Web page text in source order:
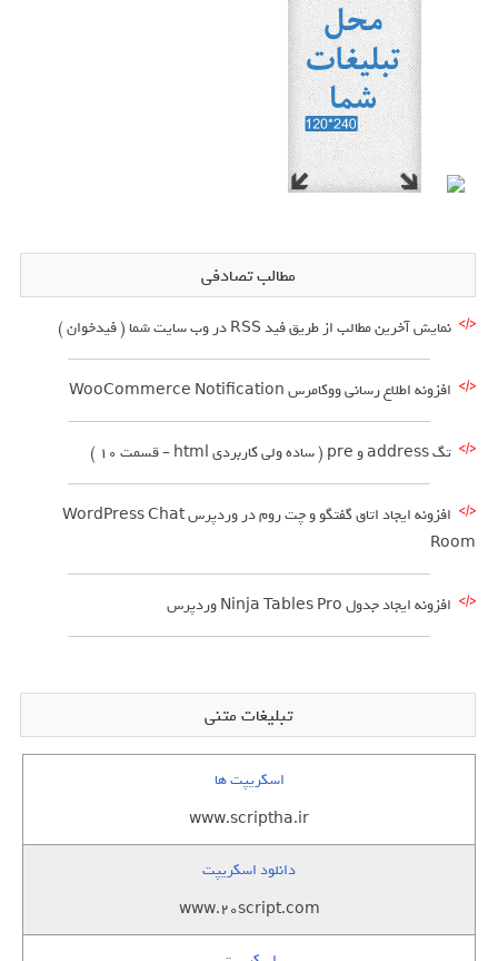
مطالب تصادفی
نمایش آخرین مطالب از طریق فید RSS در وب سایت شما ( فیدخوان )
افزونه اطلاع رسانی ووکامرس WooCommerce Notification
تگ address و pre ( ساده ولی کاربردی html – قسمت 10 )
افزونه ایجاد اتاق گفتگو و چت روم در وردپرس WordPress Chat
Room
افزونه ایجاد جدول Ninja Tables Pro وردپرس
تبلیغات متنی
اسکریپت ها
www.scriptha.ir
دانلود اسکریپت
www.20script.com